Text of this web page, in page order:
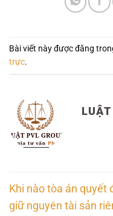
Bài viết này được đăng
trực.
Khi nào tòa án quyết
giữ nguyên tài sản